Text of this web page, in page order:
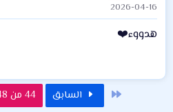
2026-04-16
هدووء❤️
الأول السابق 44 من 48